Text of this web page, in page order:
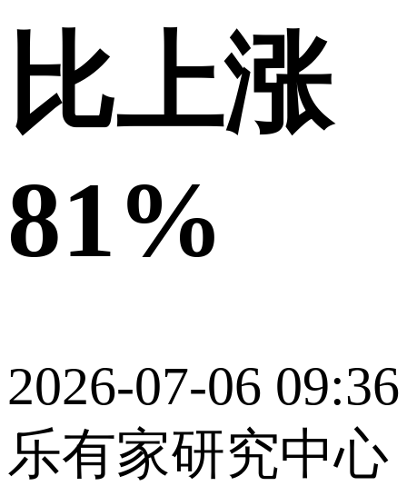
比上涨
81%
2026-07-06 09:36
乐有家研究中心